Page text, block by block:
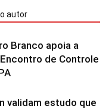
autor
Branco apoia a
de Controle
validam estudo que